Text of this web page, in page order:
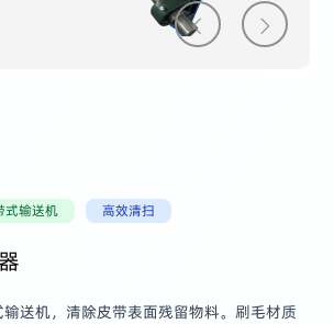
式输送机 高效清扫
送机，清除皮带表面残留物料。刷毛材质